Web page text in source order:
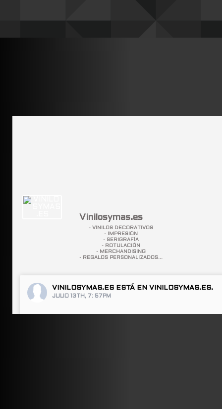
Vinilosymas.es
- VINILOS DECORATIVOS
- IMPRESIÓN
- SERIGRAFÍA
- ROTULACIÓN
- MERCHANDISING
- REGALOS PERSONALIZADOS...
VINILOSYMAS.ES ESTÁ EN VINILOSYMAS.ES.
JULIO 13TH, 7: 57PM